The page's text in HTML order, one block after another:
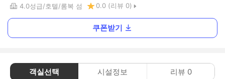
4.0성급 호텔 롬복 섬 0.0 (리뷰 0)
쿠폰받기
객실선택 시설정보 리뷰 0